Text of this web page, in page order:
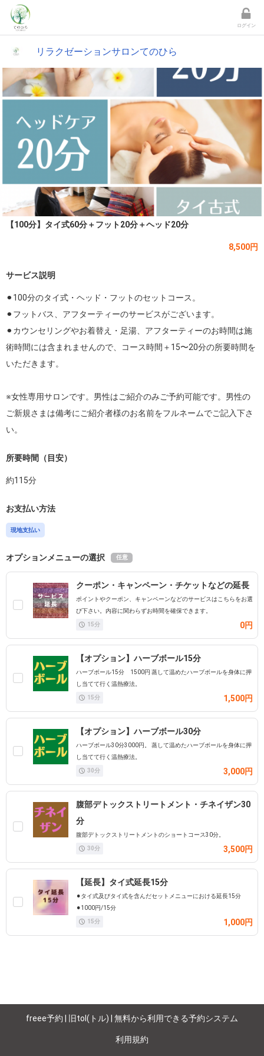
ログイン
リラクゼーションサロンてのひら
【100分】タイ式60分＋フット20分＋ヘッド20分
8,500円
サービス説明
⚫︎100分のタイ式・ヘッド・フットのセットコース。
⚫︎フットバス、アフターティーのサービスがございます。
⚫︎カウンセリングやお着替え・足湯、アフターティーのお時間は施
術時間には含まれませんので、コース時間＋15〜20分の所要時間を
いただきます。
※女性専用サロンです。男性はご紹介のみご予約可能です。男性の
ご新規さまは備考にご紹介者様のお名前をフルネームでご記入下さ
い。
所要時間（目安）
約115分
お支払い方法
現地支払い
オプションメニューの選択 任意
クーポン・キャンペーン・チケットなどの延長
ポイントやクーポン、キャンペーンなどのサービスはこちらをお選
び下さい。内容に関わらずお時間を確保できます。
15分 0円
【オプション】ハーブボール15分
ハーブボール15分 1500円 蒸して温めたハーブボールを身体に押
し当てて行く温熱療法。
15分 1,500円
【オプション】ハーブボール30分
ハーブボール30分3000円。 蒸して温めたハーブボールを身体に押
し当てて行く温熱療法。
30分 3,000円
腹部デトックストリートメント・チネイザン30
分
腹部デトックストリートメントのショートコース30分。
30分 3,500円
【延長】タイ式延長15分
⚫︎タイ式及びタイ式を含んだセットメニューにおける延長15分
⚫︎1000円/15分
15分 1,000円
freee予約 | 旧tol(トル) | 無料から利用できる予約システム
利用規約